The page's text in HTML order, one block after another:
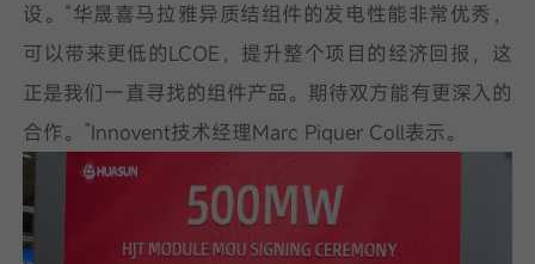
设。“华晟喜马拉雅异质结组件的发电性能非常优秀，
可以带来更低的LCOE，提升整个项目的经济回报，这
正是我们一直寻找的组件产品。期待双方能有更深入的
合作。”Innovent技术经理Marc Piquer Coll表示。